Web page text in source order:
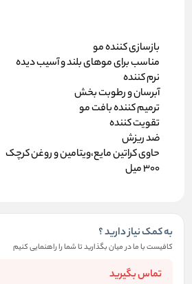
بازسازی کننده مو
مناسب برای موهای بلند و آسیب دیده
نرم کننده
آبرسان و رطوبت بخش
ترمیم کننده بافت مو
تقویت کننده
ضد ریزش
حاوی کراتین مایع،ویتامین و روغن کرچک
300 میل
به کمک نیاز دارید ؟
کافیست با ما در میان بگذارید تا شما را راهنمایی کنیم
تماس بگیرید